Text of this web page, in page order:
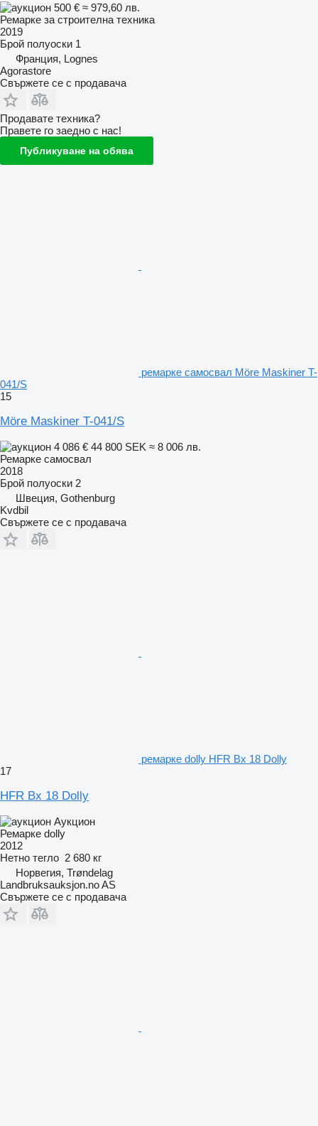
500 € ≈ 979,60 лв.
Ремарке за строителна техника
2019
Брой полуоски 1
Франция, Lognes
Agorastore
Свържете се с продавача
Продавате техника?
Правете го заедно с нас!
Публикуване на обява
ремарке самосвал Möre Maskiner T-
041/S
15
Möre Maskiner T-041/S
4 086 € 44 800 SEK ≈ 8 006 лв.
Ремарке самосвал
2018
Брой полуоски 2
Швеция, Gothenburg
Kvdbil
Свържете се с продавача
ремарке dolly HFR Bx 18 Dolly
17
HFR Bx 18 Dolly
Аукцион
Ремарке dolly
2012
Нетно тегло 2 680 кг
Норвегия, Trøndelag
Landbruksauksjon.no AS
Свържете се с продавача